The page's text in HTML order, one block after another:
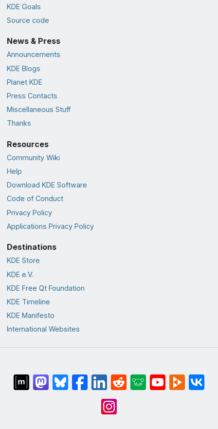
KDE Goals
Source code
News & Press
Announcements
KDE Blogs
Planet KDE
Press Contacts
Miscellaneous Stuff
Thanks
Resources
Community Wiki
Help
Download KDE Software
Code of Conduct
Privacy Policy
Applications Privacy Policy
Destinations
KDE Store
KDE e.V.
KDE Free Qt Foundation
KDE Timeline
KDE Manifesto
International Websites